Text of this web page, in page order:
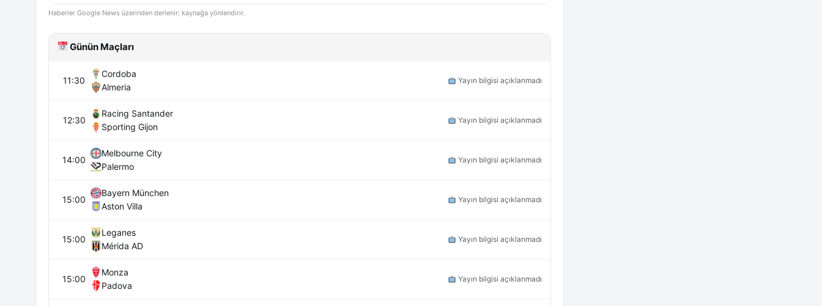
Haberler Google News üzerinden derlenir; kaynağa yönlendirir.
Günün Maçları
11:30
Cordoba
Almeria
Yayın bilgisi açıklanmadı
12:30
Racing Santander
Sporting Gijon
Yayın bilgisi açıklanmadı
14:00
Melbourne City
Palermo
Yayın bilgisi açıklanmadı
15:00
Bayern München
Aston Villa
Yayın bilgisi açıklanmadı
15:00
Leganes
Mérida AD
Yayın bilgisi açıklanmadı
15:00
Monza
Padova
Yayın bilgisi açıklanmadı